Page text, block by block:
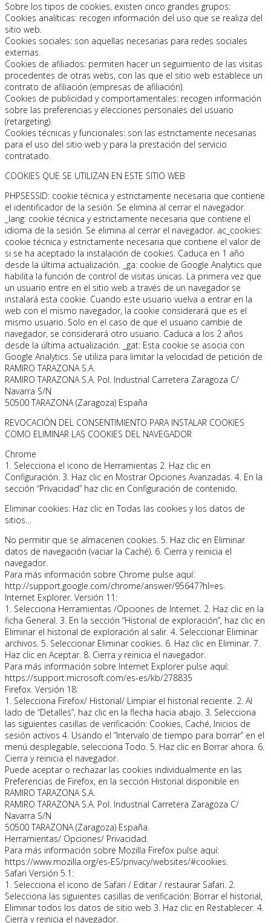
Sobre los tipos de cookies, existen cinco grandes grupos:
Cookies analíticas: recogen información del uso que se realiza del
sitio web.
Cookies sociales: son aquellas necesarias para redes sociales
externas.
Cookies de afiliados: permiten hacer un seguimiento de las visitas
procedentes de otras webs, con las que el sitio web establece un
contrato de afiliación (empresas de afiliación).
Cookies de publicidad y comportamentales: recogen información
sobre las preferencias y elecciones personales del usuario
(retargeting).
Cookies técnicas y funcionales: son las estrictamente necesarias
para el uso del sitio web y para la prestación del servicio
contratado.
COOKIES QUE SE UTILIZAN EN ESTE SITIO WEB
PHPSESSID: cookie técnica y estrictamente necesaria que contiene
el identificador de la sesión. Se elimina al cerrar el navegador.
_lang: cookie técnica y estrictamente necesaria que contiene el
idioma de la sesión. Se elimina al cerrar el navegador. ac_cookies:
cookie técnica y estrictamente necesaria que contiene el valor de
si se ha aceptado la instalación de cookies. Caduca en 1 año
desde la última actualización. _ga: cookie de Google Analytics que
habilita la función de control de visitas únicas. La primera vez que
un usuario entre en el sitio web a través de un navegador se
instalará esta cookie. Cuando este usuario vuelva a entrar en la
web con el mismo navegador, la cookie considerará que es el
mismo usuario. Solo en el caso de que el usuario cambie de
navegador, se considerará otro usuario. Caduca a los 2 años
desde la última actualización. _gat: Esta cookie se asocia con
Google Analytics. Se utiliza para limitar la velocidad de petición de
RAMIRO TARAZONA S.A.
RAMIRO TARAZONA S.A. Pol. Industrial Carretera Zaragoza C/
Navarra S/N
50500 TARAZONA (Zaragoza) España
REVOCACIÓN DEL CONSENTIMIENTO PARA INSTALAR COOKIES
COMO ELIMINAR LAS COOKIES DEL NAVEGADOR
Chrome
1. Selecciona el icono de Herramientas 2. Haz clic en
Configuración. 3. Haz clic en Mostrar Opciones Avanzadas. 4. En la
sección “Privacidad” haz clic en Configuración de contenido.
Eliminar cookies: Haz clic en Todas las cookies y los datos de
sitios…
No permitir que se almacenen cookies. 5. Haz clic en Eliminar
datos de navegación (vaciar la Caché). 6. Cierra y reinicia el
navegador.
Para más información sobre Chrome pulse aquí:
http://support.google.com/chrome/answer/95647?hl=es.
Internet Explorer. Versión 11:
1. Selecciona Herramientas /Opciones de Internet. 2. Haz clic en la
ficha General. 3. En la sección “Historial de exploración”, haz clic en
Eliminar el historial de exploración al salir. 4. Seleccionar Eliminar
archivos. 5. Seleccionar Eliminar cookies. 6. Haz clic en Eliminar. 7.
Haz clic en Aceptar. 8. Cierra y reinicia el navegador.
Para más información sobre Internet Explorer pulse aquí:
https://support.microsoft.com/es-es/kb/278835
Firefox. Versión 18:
1. Selecciona Firefox/ Historial/ Limpiar el historial reciente. 2. Al
lado de “Detalles”, haz clic en la flecha hacia abajo. 3. Selecciona
las siguientes casillas de verificación: Cookies, Caché, Inicios de
sesión activos 4. Usando el “Intervalo de tiempo para borrar” en el
menú desplegable, selecciona Todo. 5. Haz clic en Borrar ahora. 6.
Cierra y reinicia el navegador.
Puede aceptar o rechazar las cookies individualmente en las
Preferencias de Firefox, en la sección Historial disponible en
RAMIRO TARAZONA S.A.
RAMIRO TARAZONA S.A. Pol. Industrial Carretera Zaragoza C/
Navarra S/N
50500 TARAZONA (Zaragoza) España.
Herramientas/ Opciones/ Privacidad.
Para más información sobre Mozilla Firefox pulse aquí:
https://www.mozilla.org/es-ES/privacy/websites/#cookies.
Safari Versión 5.1:
1. Selecciona el icono de Safari / Editar / restaurar Safari. 2.
Selecciona las siguientes casillas de verificación: Borrar el historial,
Eliminar todos los datos de sitio web 3. Haz clic en Restablecer. 4.
Cierra y reinicia el navegador.